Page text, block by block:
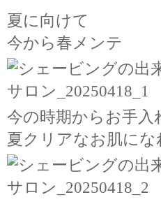
夏に向けて
今から春メンテ
今の時期からお手入
夏クリアなお肌にな